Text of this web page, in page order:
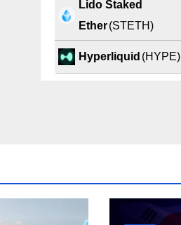
Lido Staked
Ether(STETH)
Hyperliquid (HYPE)